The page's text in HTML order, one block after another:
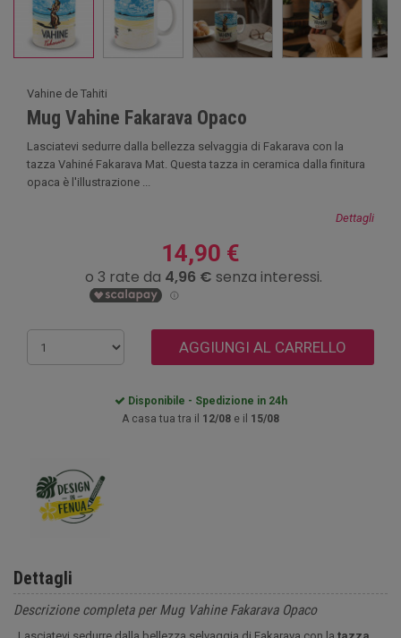
Vahine de Tahiti
Mug Vahine Fakarava Opaco
Lasciatevi sedurre dalla bellezza selvaggia di Fakarava con la
tazza Vahiné Fakarava Mat. Questa tazza in ceramica dalla finitura
opaca è l'illustrazione ...
Dettagli
14,90 €
AGGIUNGI AL CARRELLO
Disponibile - Spedizione in 24h
A casa tua tra il 12/08 e il 15/08
Dettagli
Descrizione completa per Mug Vahine Fakarava Opaco